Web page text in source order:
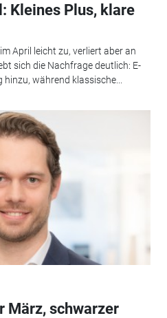
Kleines Plus, klare
April leicht zu, verliert aber an
sich die Nachfrage deutlich: E-
während klassische...
März, schwarzer